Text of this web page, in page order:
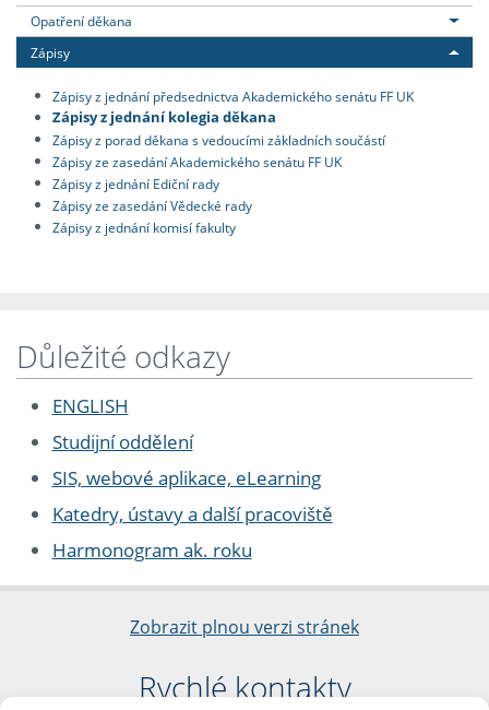
Opatření děkana
Zápisy
Zápisy z jednání předsednictva Akademického senátu FF UK
Zápisy z jednání kolegia děkana
Zápisy z porad děkana s vedoucími základních součástí
Zápisy ze zasedání Akademického senátu FF UK
Zápisy z jednání Ediční rady
Zápisy ze zasedání Vědecké rady
Zápisy z jednání komisí fakulty
Důležité odkazy
ENGLISH
Studijní oddělení
SIS, webové aplikace, eLearning
Katedry, ústavy a další pracoviště
Harmonogram ak. roku
Zobrazit plnou verzi stránek
Rychlé kontakty